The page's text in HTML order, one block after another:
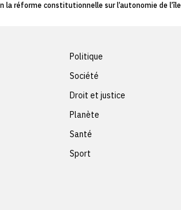
la réforme constitutionnelle sur l’autonomie de l’île
Politique
Société
Droit et justice
Planète
Santé
Sport